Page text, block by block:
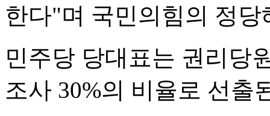
한다"며 국민의힘의 정
민주당 당대표는 권리당
조사 30%의 비율로 선출